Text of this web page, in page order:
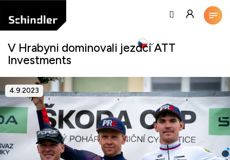
obsah
V Hrabyni dominovali jezdci ATT
Investments
4.9.2023